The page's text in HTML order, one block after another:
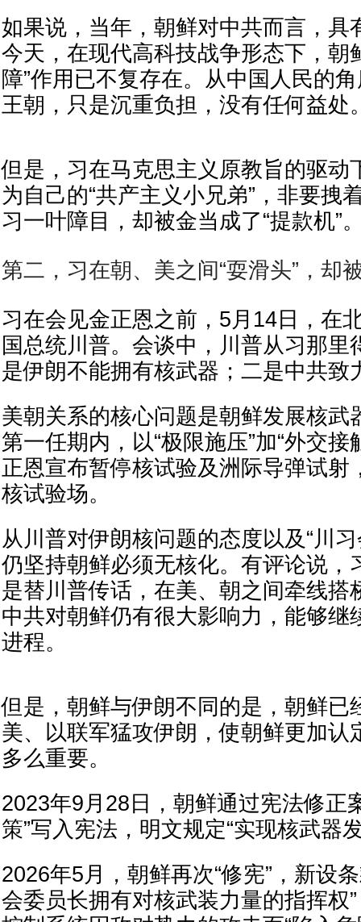
如果说，当年，朝鲜对中共而言，具
今天，在现代高科技战争形态下，朝
障”作用已不复存在。从中国人民的
王朝，只是沉重负担，没有任何益处
但是，习在马克思主义原教旨的驱动
为自己的“共产主义小兄弟”，非要拽
习一叶障目，却被金当成了“提款机”
第二，习在朝、美之间“耍滑头”，却
习在会见金正恩之前，5月14日，在
国总统川普。会谈中，川普从习那里
是伊朗不能拥有核武器；二是中共致
美朝关系的核心问题是朝鲜发展核武
第一任期内，以“极限施压”加“外交接
正恩宣布暂停核试验及洲际导弹试射
核试验场。
从川普对伊朗核问题的态度以及“川
仍坚持朝鲜必须无核化。有评论说，
是替川普传话，在美、朝之间牵线搭
中共对朝鲜仍有很大影响力，能够继
进程。
但是，朝鲜与伊朗不同的是，朝鲜已
美、以联军猛攻伊朗，使朝鲜更加认
多么重要。
2023年9月28日，朝鲜通过宪法修正
策”写入宪法，明文规定“实现核武器
2026年5月，朝鲜再次“修宪”，新设
会委员长拥有对核武装力量的指挥权